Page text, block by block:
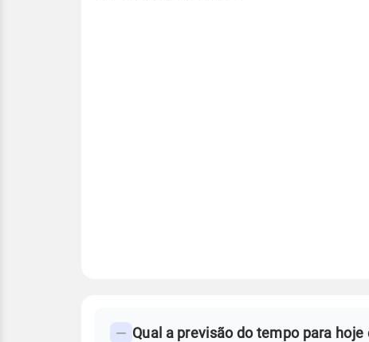
PREVISÃOQual a previsão do tempo para